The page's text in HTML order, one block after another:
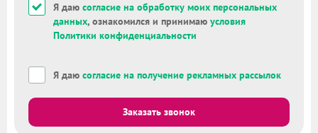
Я даю согласие на обработку моих персональных
данных, ознакомился и принимаю условия
Политики конфиденциальности
Я даю согласие на получение рекламных рассылок
Заказать звонок